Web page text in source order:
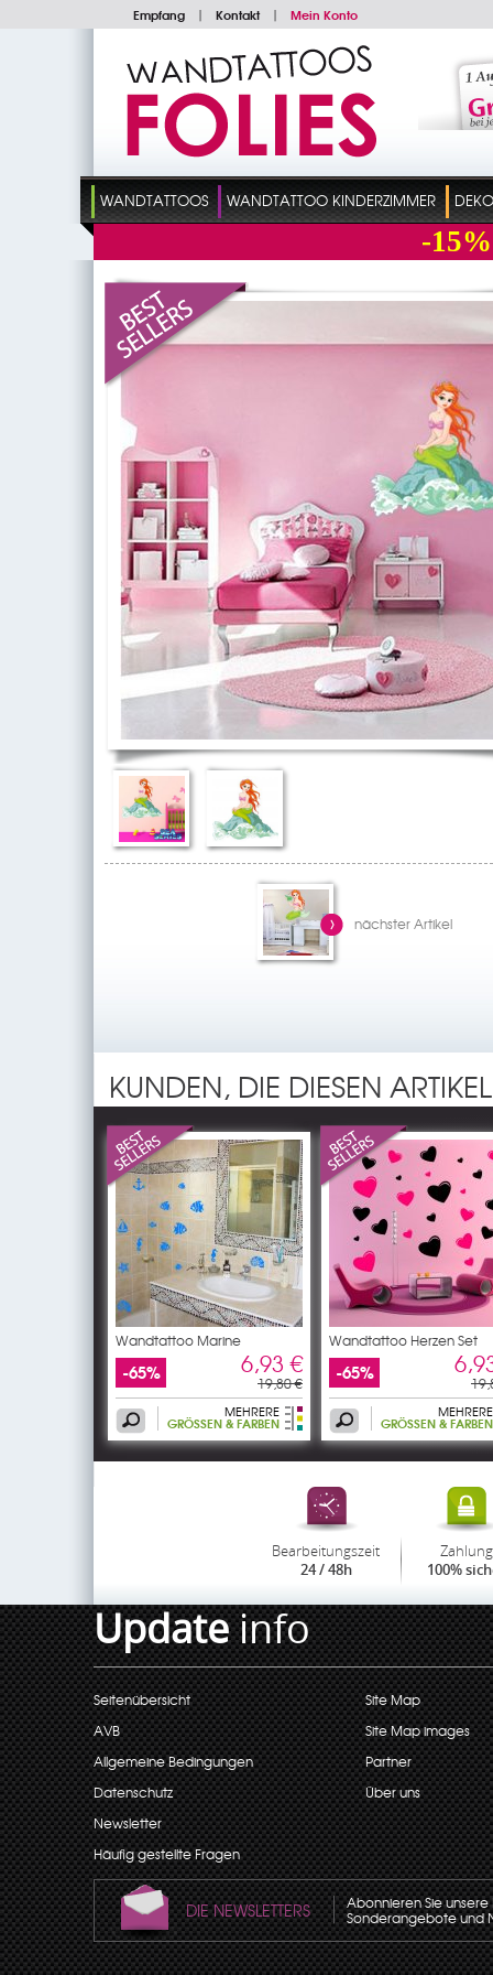
Empfang | Kontakt | Mein Konto
WANDTATTOOS WANDTATTOO KINDERZIMMER
-15%
nächster Artikel
KUNDEN, DIE DIESEN
Wandtattoo Marine
-65% 6,93 €
19,80 €
MEHRERE
GRÖSSEN & FARBEN
Wandtattoo Herzen Set
-65%
MEHRERE
GRÖSSEN & FARBEN
Bearbeitungszeit
24 / 48h
Zahlung
100%
Updateinfo
Seitenübersicht
AVB
Allgemeine Bedingungen
Datenschutz
Newsletter
Häufig gestellte Fragen
Site Map
Site Map images
Partner
Über uns
DIE NEWSLETTERS Abonnieren Sie
Sonderangebote und